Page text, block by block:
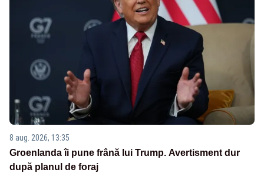
8 aug. 2026, 13:35
Groenlanda îi pune frână lui Trump. Avertisment dur
după planul de foraj